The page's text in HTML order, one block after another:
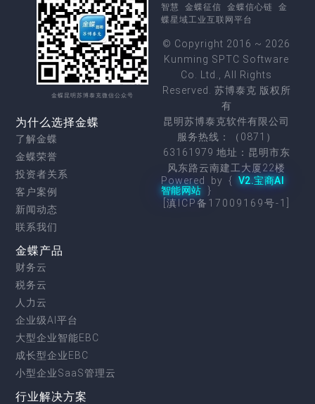
金蝶昆明苏博泰克微信公众号
为什么选择金蝶
了解金蝶
金蝶荣誉
投资者关系
客户案例
新闻动态
联系我们
金蝶产品
财务云
税务云
人力云
企业级AI平台
大型企业智能EBC
成长型企业EBC
小型企业SaaS管理云
行业解决方案
智慧
金蝶征信 金蝶信心链
金
蝶星域工业互联网平台
© Copyright 2016 ~ 2026
Kunming SPTC Software
Co. Ltd., All Rights
Reserved. 苏博泰克 版权所
有
昆明苏博泰克软件有限公司
服务热线：（0871）
63161979 地址：昆明市东
风东路云南建工大厦22楼
Powered by { V2.宝商AI
智能网站 }
[滇ICP备17009169号-1]